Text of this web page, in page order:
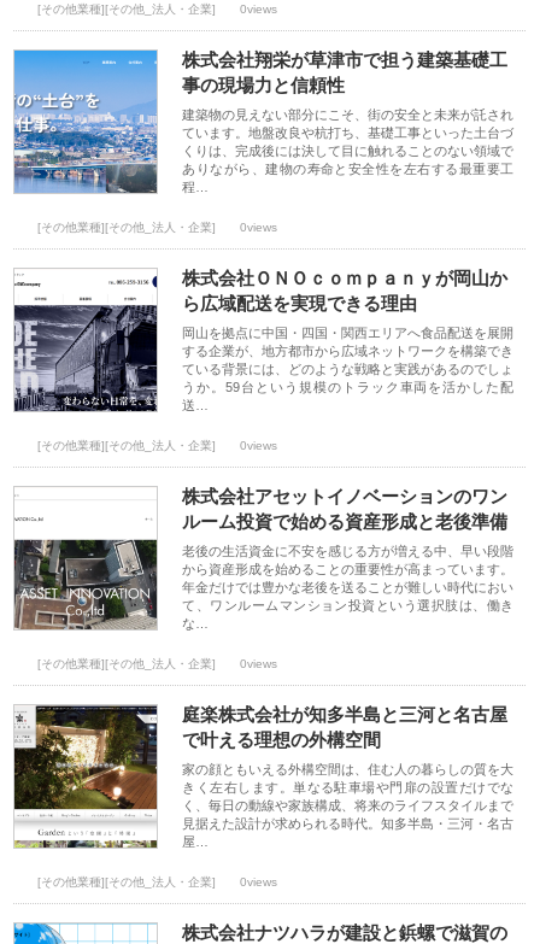
[その他業種][その他_法人・企業] 0views
株式会社翔栄が草津市で担う建築基礎工
事の現場力と信頼性
建築物の見えない部分にこそ、街の安全と未来が託され
ています。地盤改良や杭打ち、基礎工事といった土台づ
くりは、完成後には決して目に触れることのない領域で
ありながら、建物の寿命と安全性を左右する最重要工
程…
[その他業種][その他_法人・企業] 0views
株式会社ＯＮＯｃｏｍｐａｎｙが岡山か
ら広域配送を実現できる理由
岡山を拠点に中国・四国・関西エリアへ食品配送を展開
する企業が、地方都市から広域ネットワークを構築でき
ている背景には、どのような戦略と実践があるのでしょ
うか。59台という規模のトラック車両を活かした配
送…
[その他業種][その他_法人・企業] 0views
株式会社アセットイノベーションのワン
ルーム投資で始める資産形成と老後準備
老後の生活資金に不安を感じる方が増える中、早い段階
から資産形成を始めることの重要性が高まっています。
年金だけでは豊かな老後を送ることが難しい時代におい
て、ワンルームマンション投資という選択肢は、働き
な…
[その他業種][その他_法人・企業] 0views
庭楽株式会社が知多半島と三河と名古屋
で叶える理想の外構空間
家の顔ともいえる外構空間は、住む人の暮らしの質を大
きく左右します。単なる駐車場や門扉の設置だけでな
く、毎日の動線や家族構成、将来のライフスタイルまで
見据えた設計が求められる時代。知多半島・三河・名古
屋…
[その他業種][その他_法人・企業] 0views
株式会社ナツハラが建設と鋲螺で滋賀の